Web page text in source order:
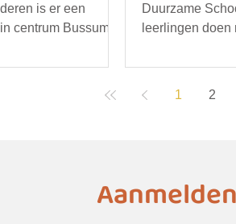
is er een
centrum Bussum.
Duurzame
leerlingen doen
1 2